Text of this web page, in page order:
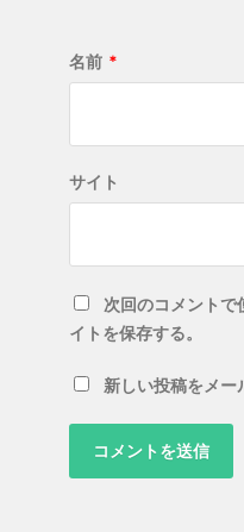
名前 *
サイト
次回のコメント
イトを保存する。
新しい投稿をメー